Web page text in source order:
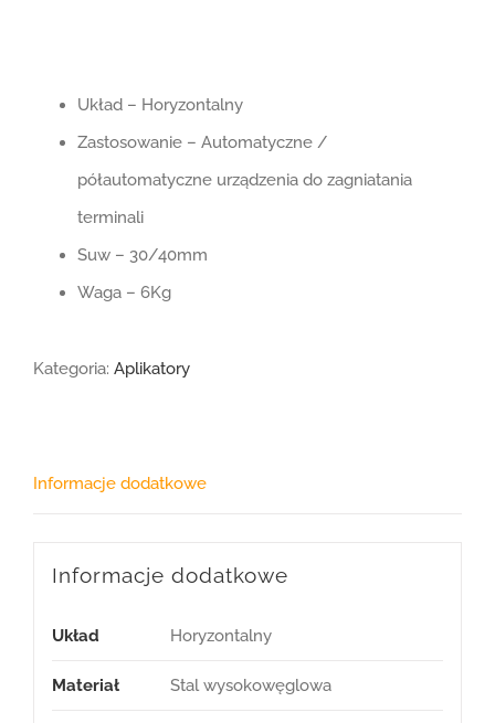
Układ – Horyzontalny
Zastosowanie – Automatyczne /
półautomatyczne urządzenia do zagniatania
terminali
Suw – 30/40mm
Waga – 6Kg
Kategoria: Aplikatory
Informacje dodatkowe
Informacje dodatkowe
Układ Horyzontalny
Materiał Stal wysokowęglowa